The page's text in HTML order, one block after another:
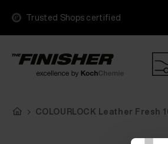
Trusted Shops certified
COLOURLOCK Leather Fresh